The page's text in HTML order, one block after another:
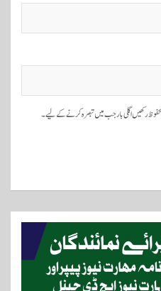
رکھیں اگلی بار جب میں تبصرہ کرنے کےلیے۔